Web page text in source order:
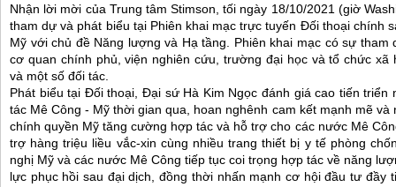
Nhận lời mời của Trung tâm Stimson, tối ngày 18/10/2021 (giờ
tham dự và phát biểu tại Phiên khai mạc trực tuyến Đối thoại chính
Mỹ với chủ đề Năng lượng và Hạ tầng. Phiên khai mạc có sự
cơ quan chính phủ, viện nghiên cứu, trường đại học và tổ chức xã
và một số đối tác.
Phát biểu tại Đối thoại, Đại sứ Hà Kim Ngọc đánh giá cao tiến triển
tác Mê Công - Mỹ thời gian qua, hoan nghênh cam kết mạnh mẽ
chính quyền Mỹ tăng cường hợp tác và hỗ trợ cho các nước Mê
trợ hàng triệu liều vắc-xin cùng nhiều trang thiết bị y tế phòng
nghị Mỹ và các nước Mê Công tiếp tục coi trọng hợp tác về năng
lực phục hồi sau đại dịch, đồng thời nhấn mạnh cơ hội đầu tư đầy